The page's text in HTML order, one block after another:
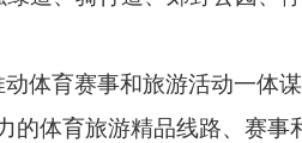
动体育赛事和旅游活动一体
的体育旅游精品线路、赛